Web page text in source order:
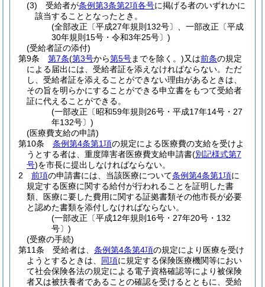
(3)
受給者が条例第3条第2項各号に掲げる者のいずれかに
該当することとなったとき。
(全部改正〔平成27年規則132号〕、一部改正〔平成
30年規則15号・令和3年25号〕)
(受給者証の添付)
第9条
第7条(第3号から第5号までを除く。)又は前条の規定
による届出には、受給者証を添えなければならない。 ただ
し、受給者証を添えることができない理由があるときは、
その旨を明らかにすることができる申立書をもつて受給者
証に代えることができる。
(一部改正〔昭和59年規則26号・平成17年14号・27
年132号〕)
(医療費支給の申請)
第10条
条例第4条第1項の規定による医療費の支給を受けよ
うとする者は、重度障害者医療費支給申請書(別記様式第7
号)を市長に提出しなければならない。
2
前項の申請書には、当該医療について条例第4条第1項に
規定する医療に関する給付が行われることを証明した書
類、医療に要した費用に関する証拠書類その他市長が必要
と認めた書類を添付しなければならない。
(一部改正〔平成12年規則16号・27年20号・132
号〕)
(受療の手続)
第11条
受給者は、 条例第4条第4項の規定により医療を受け
ようとするときは、 同項に規定する保険医療機関等におい
て社会保険各法の規定による電子資格確認等により被保険
者又は被扶養者であることの確認を受けるとともに、受給